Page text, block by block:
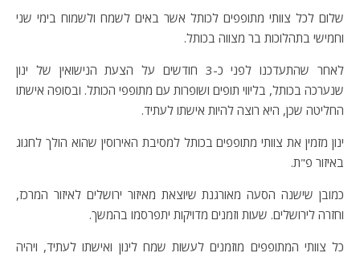
שלום לכל צוותי מתופפים לכותל אשר באים לשמח ולשמוח בימי שני
וחמישי בתהלוכות בר מצווה בכותל.
לאחר שהתעדכנו לפני כ-3 חודשים על הצעת הנישואין של ינון
שנערכה בכותל, בליווי תופים ושופרות עם מתופפי הכותל. ובסופה אישתו
החליטה שכן, היא רוצה להיות אישתו לעתיד.
ינון מזמין את צוותי מתופפים בכותל למסיבת האירוסין שהוא הולך לחגוג
באיזור פ"ת.
כמובן שישנה הסעה מאורגנת שיוצאת מאיזור ירושלים לאיזור המרכז,
וחזרה לירושלים. שעות וזמנים מדויקות יתפרסמו בהמשך.
כל צוותי המתופפים מוזמנים לעשות שמח לינון ואישתו לעתיד, ויהיה